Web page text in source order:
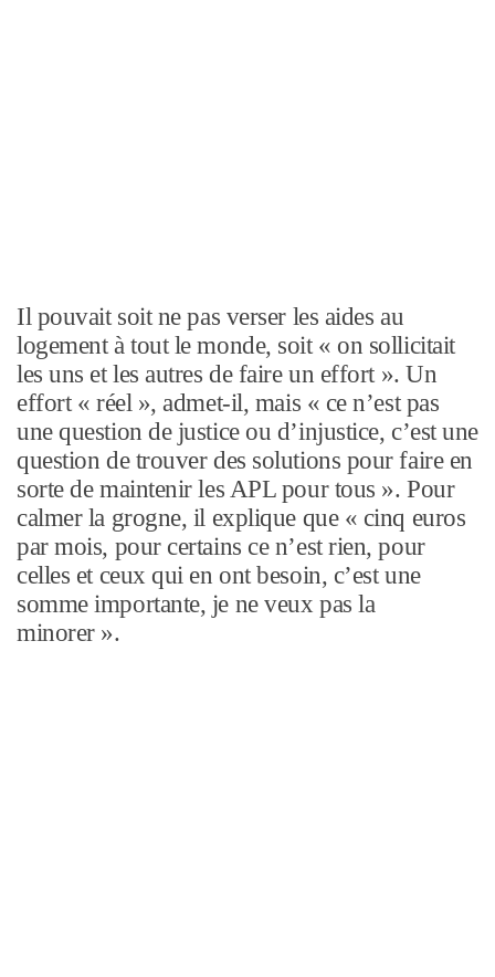
Il pouvait soit ne pas verser les aides au
logement à tout le monde, soit « on sollicitait
les uns et les autres de faire un effort ». Un
effort « réel », admet-il, mais « ce n’est pas
une question de justice ou d’injustice, c’est une
question de trouver des solutions pour faire en
sorte de maintenir les APL pour tous ». Pour
calmer la grogne, il explique que « cinq euros
par mois, pour certains ce n’est rien, pour
celles et ceux qui en ont besoin, c’est une
somme importante, je ne veux pas la
minorer ».